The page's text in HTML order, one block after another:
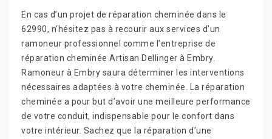
En cas d’un projet de réparation cheminée dans le
62990, n’hésitez pas à recourir aux services d’un
ramoneur professionnel comme l’entreprise de
réparation cheminée Artisan Dellinger à Embry.
Ramoneur à Embry saura déterminer les interventions
nécessaires adaptées à votre cheminée. La réparation
cheminée a pour but d’avoir une meilleure performance
de votre conduit, indispensable pour le confort dans
votre intérieur. Sachez que la réparation d’une